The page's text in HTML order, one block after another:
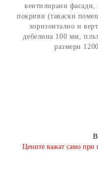
вентилирани
покриви (таваски
хоризонтално и
дебелина 100 мм,
размери
​Цените важат само при